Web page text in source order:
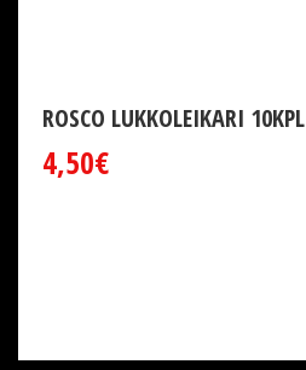
ROSCO LUKKOLEIKARI 10KPL
4,50€